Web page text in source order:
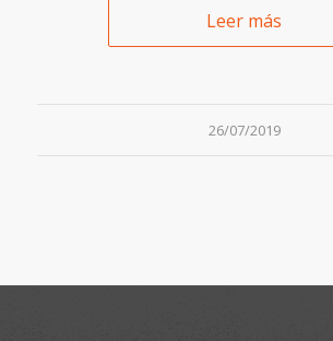
Leer más
26/07/2019